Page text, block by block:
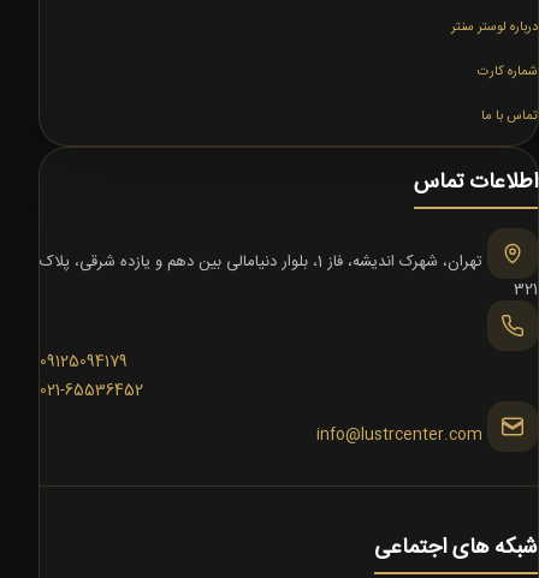
درباره لوستر سنتر
شماره کارت
تماس با ما
اطلاعات تماس
تهران، شهرک اندیشه، فاز 1، بلوار دنیامالی بین دهم و یازده شرقی، پلاک
321
09125094179
021-65536452
info@lustrcenter.com
شبکه های اجتماعی